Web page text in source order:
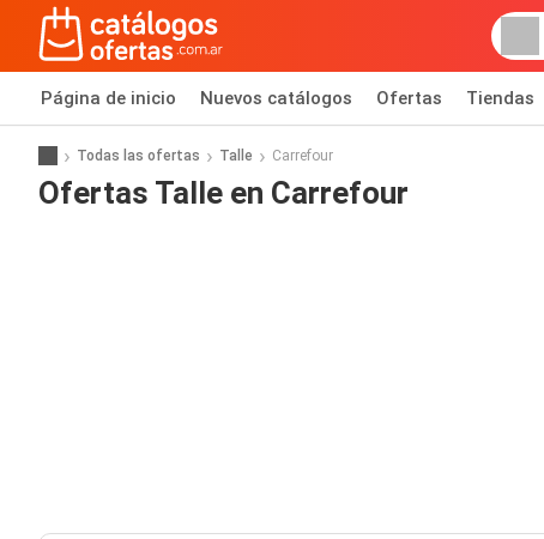
Página de inicio Nuevos catálogos Ofertas Tiendas
Todas las ofertas Talle Carrefour
Ofertas Talle en Carrefour